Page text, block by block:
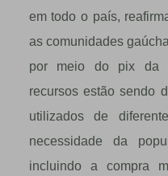
em todo o país,
as comunidades
por meio do pix da
recursos estão sendo
utilizados de
necessidade da
incluindo a compra